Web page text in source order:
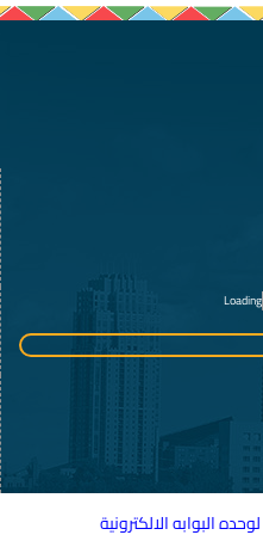
لوحده البوابه الالكترونية